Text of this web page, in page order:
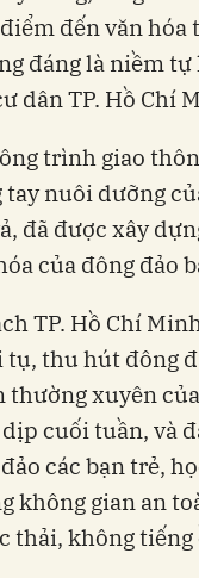
đến văn
đáng là niềm
dân TP. Hồ Chí
trình giao
tay nuôi dưỡng
đã được xây
của đông đảo
TP. Hồ Chí
tụ, thu hút đông
thường xuyên
cuối tuần, và
các bạn trẻ,
không gian an
thải, không tiếng